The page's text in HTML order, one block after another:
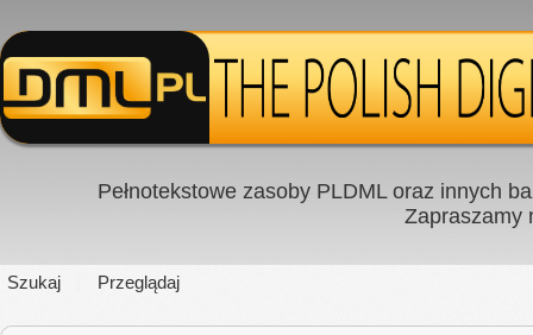
Pełnotekstowe zasoby PLDML oraz innych
Zapraszamy
Szukaj Przeglądaj